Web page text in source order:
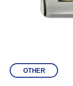
OTHER